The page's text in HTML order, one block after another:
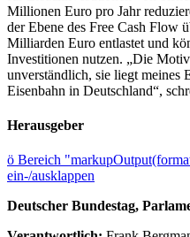
Millionen Euro pro Jahr
der Ebene des Free Cash Flow
Milliarden Euro entlastet und
Investitionen nutzen. „Die
unverständlich, sie liegt meines
Eisenbahn in Deutschland“,
Herausgeber
ö Bereich
ein-/ausklappen
Deutscher Bundestag,